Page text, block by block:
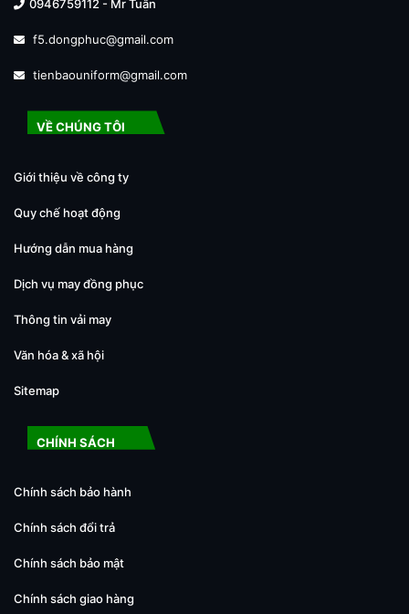
0946759112 - Mr Tuấn
f5.dongphuc@gmail.com
tienbaouniform@gmail.com
VỀ CHÚNG TÔI
Giới thiệu về công ty
Quy chế hoạt động
Hướng dẫn mua hàng
Dịch vụ may đồng phục
Thông tin vải may
Văn hóa & xã hội
Sitemap
CHÍNH SÁCH
Chính sách bảo hành
Chính sách đổi trả
Chính sách bảo mật
Chính sách giao hàng